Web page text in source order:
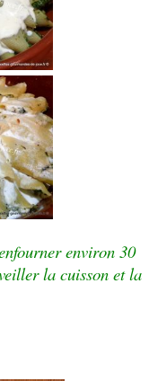
environ 30
la cuisson et la